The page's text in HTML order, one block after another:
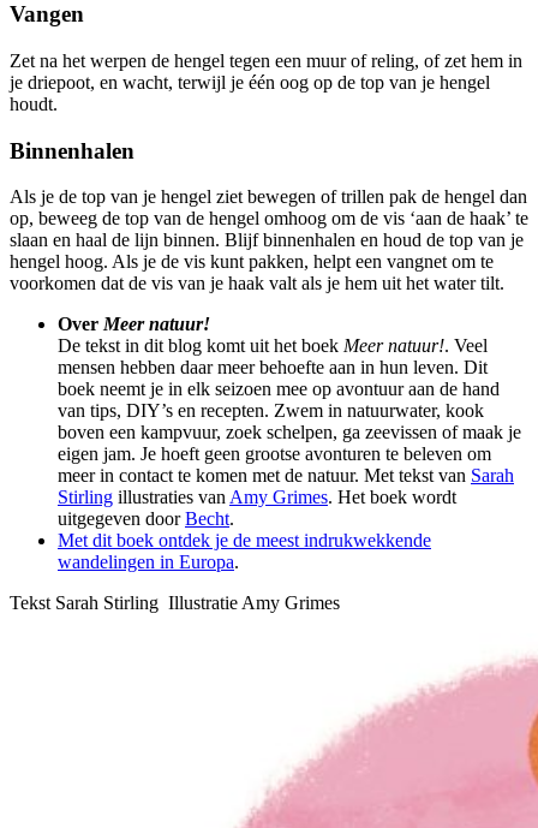
Vangen
Zet na het werpen de hengel tegen een muur of reling, of zet hem in
je driepoot, en wacht, terwijl je één oog op de top van je hengel
houdt.
Binnenhalen
Als je de top van je hengel ziet bewegen of trillen pak de hengel dan
op, beweeg de top van de hengel omhoog om de vis ‘aan de haak’ te
slaan en haal de lijn binnen. Blijf binnenhalen en houd de top van je
hengel hoog. Als je de vis kunt pakken, helpt een vangnet om te
voorkomen dat de vis van je haak valt als je hem uit het water tilt.
Over Meer natuur!
De tekst in dit blog komt uit het boek Meer natuur!. Veel
mensen hebben daar meer behoefte aan in hun leven. Dit
boek neemt je in elk seizoen mee op avontuur aan de hand
van tips, DIY’s en recepten. Zwem in natuurwater, kook
boven een kampvuur, zoek schelpen, ga zeevissen of maak je
eigen jam. Je hoeft geen grootse avonturen te beleven om
meer in contact te komen met de natuur. Met tekst van Sarah
Stirling illustraties van Amy Grimes. Het boek wordt
uitgegeven doorBecht.
Met dit boek ontdek je de meest indrukwekkende
wandelingen in Europa.
Tekst Sarah Stirling Illustratie Amy Grimes